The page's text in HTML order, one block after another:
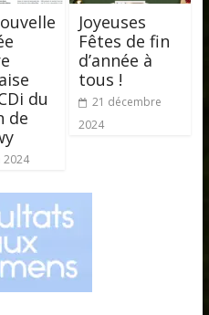
du
de
2024
Joyeuses
Fêtes de fin
d’année à
tous !
21 décembre
2024